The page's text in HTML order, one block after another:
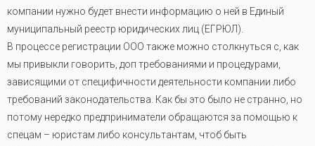
компании нужно будет внести информацию о ней в Единый
муниципальный реестр юридических лиц (ЕГРЮЛ).
В процессе регистрации ООО также можно столкнуться с, как
мы привыкли говорить, доп требованиями и процедурами,
зависящими от специфичности деятельности компании либо
требований законодательства. Как бы это было не странно, но
потому нередко предприниматели обращаются за помощью к
спецам – юристам либо консультантам, чтоб быть